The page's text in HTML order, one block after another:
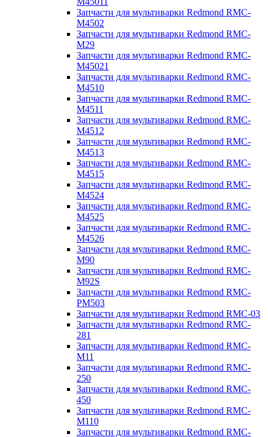
Запчасти для мультиварки Redmond RMC-
M4502
Запчасти для мультиварки Redmond RMC-
M29
Запчасти для мультиварки Redmond RMC-
M45021
Запчасти для мультиварки Redmond RMC-
M4510
Запчасти для мультиварки Redmond RMC-
M4511
Запчасти для мультиварки Redmond RMC-
M4512
Запчасти для мультиварки Redmond RMC-
M4513
Запчасти для мультиварки Redmond RMC-
M4515
Запчасти для мультиварки Redmond RMC-
M4524
Запчасти для мультиварки Redmond RMC-
M4525
Запчасти для мультиварки Redmond RMC-
M4526
Запчасти для мультиварки Redmond RMC-
M90
Запчасти для мультиварки Redmond RMC-
M92S
Запчасти для мультиварки Redmond RMC-
PM503
Запчасти для мультиварки Redmond RMC-03
Запчасти для мультиварки Redmond RMC-
281
Запчасти для мультиварки Redmond RMC-
M11
Запчасти для мультиварки Redmond RMC-
250
Запчасти для мультиварки Redmond RMC-
450
Запчасти для мультиварки Redmond RMC-
M110
Запчасти для мультиварки Redmond RMC-